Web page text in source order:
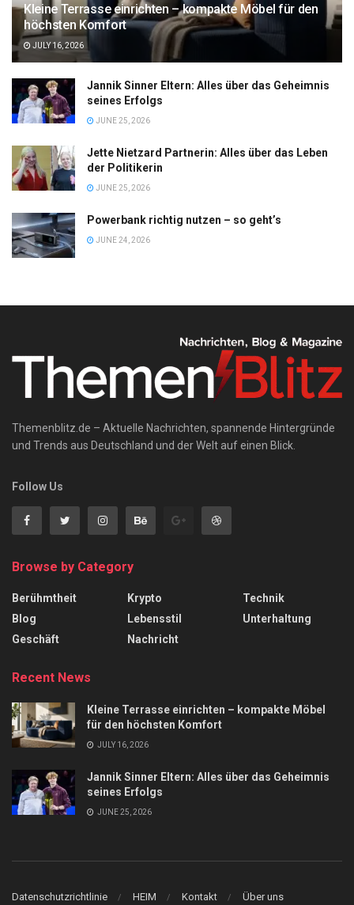
Kleine Terrasse einrichten – kompakte Möbel für den
höchsten Komfort
JULY 16, 2026
Jannik Sinner Eltern: Alles über das Geheimnis
seines Erfolgs
JUNE 25, 2026
Jette Nietzard Partnerin: Alles über das Leben
der Politikerin
JUNE 25, 2026
Powerbank richtig nutzen – so geht’s
JUNE 24, 2026
Themenblitz.de – Aktuelle Nachrichten, spannende Hintergründe
und Trends aus Deutschland und der Welt auf einen Blick.
Follow Us
Browse by Category
Berühmtheit
Blog
Geschäft
Krypto
Lebensstil
Nachricht
Technik
Unterhaltung
Recent News
Kleine Terrasse einrichten – kompakte Möbel
für den höchsten Komfort
JULY 16, 2026
Jannik Sinner Eltern: Alles über das Geheimnis
seines Erfolgs
JUNE 25, 2026
Datenschutzrichtlinie HEIM Kontakt Über uns